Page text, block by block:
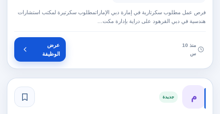
فرص عمل مطلوب سكرتارية في إمارة دبي الإماراتمطلوب سكرتيرة لمكتب استشارات
هندسية في دبي القرهود على دراية بإدارة مكت…
منذ 10
س
عرض
الوظيفة
م جديدة